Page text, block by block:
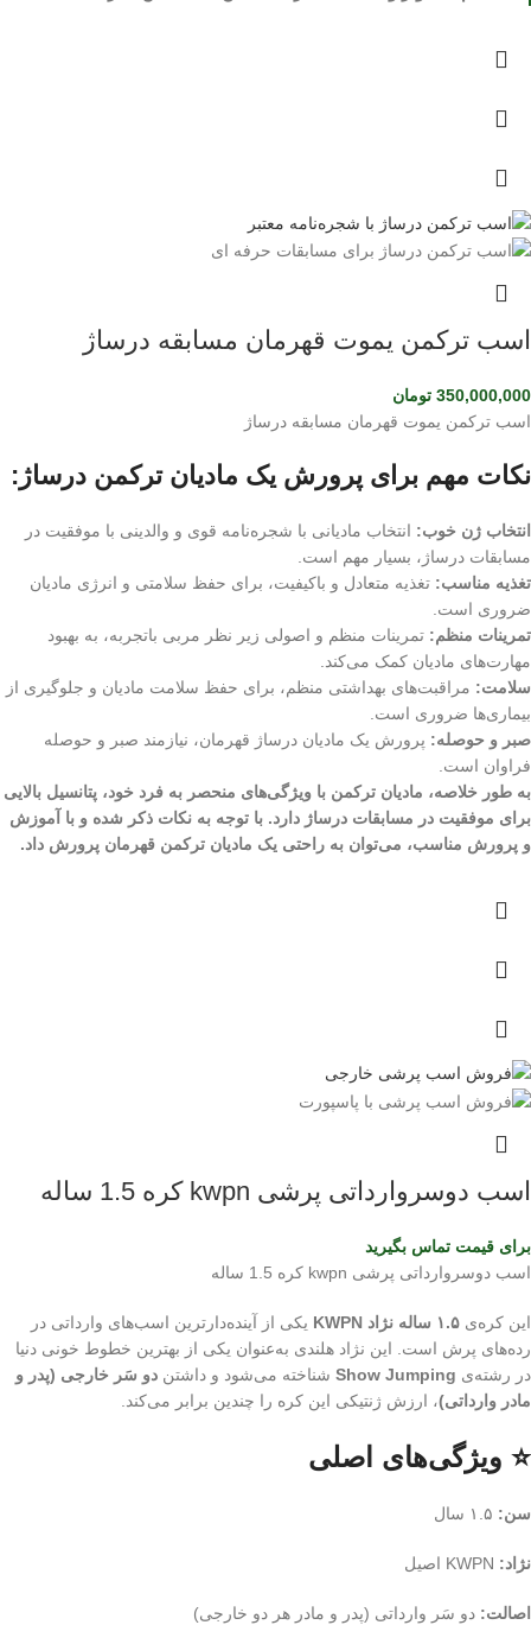
اسب ترکمن یموت قهرمان مسابقه درساژ
350,000,000 تومان
اسب ترکمن یموت قهرمان مسابقه درساژ
نکات مهم برای پرورش یک مادیان ترکمن درساژ:
انتخاب ژن خوب: انتخاب مادیانی با شجره‌نامه قوی و والدینی با موفقیت در
مسابقات درساژ، بسیار مهم است.
تغذیه مناسب: تغذیه متعادل و باکیفیت، برای حفظ سلامتی و انرژی مادیان
ضروری است.
تمرینات منظم: تمرینات منظم و اصولی زیر نظر مربی باتجربه، به بهبود
مهارت‌های مادیان کمک می‌کند.
سلامت: مراقبت‌های بهداشتی منظم، برای حفظ سلامت مادیان و جلوگیری از
بیماری‌ها ضروری است.
صبر و حوصله: پرورش یک مادیان درساژ قهرمان، نیازمند صبر و حوصله
فراوان است.
به طور خلاصه، مادیان ترکمن با ویژگی‌های منحصر به فرد خود، پتانسیل بالایی
برای موفقیت در مسابقات درساژ دارد. با توجه به نکات ذکر شده و با آموزش
و پرورش مناسب، می‌توان به راحتی یک مادیان ترکمن قهرمان پرورش داد.
اسب دوسروارداتی پرشی kwpn کره 1.5 ساله
برای قیمت تماس بگیرید
اسب دوسروارداتی پرشی kwpn کره 1.5 ساله
این کره‌ی ۱.۵ ساله نژاد KWPN
یکی از آینده‌دارترین اسب‌های وارداتی در
رده‌های پرش است. این نژاد هلندی به‌عنوان یکی از بهترین خطوط خونی دنیا
در رشته‌ی Show Jumping شناخته می‌شود و داشتن دو سَر خارجی (پدر و
مادر وارداتی)، ارزش ژنتیکی این کره را چندین برابر می‌کند.
⭐ ویژگی‌های اصلی
سن:
نژاد:
اصالت: دو سَر وارداتی (پدر و مادر هر دو خارجی)